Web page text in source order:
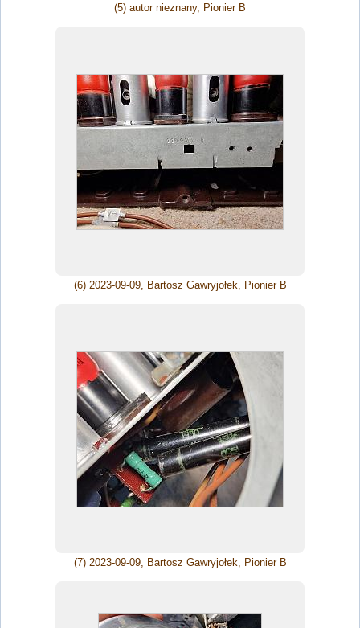
(5) autor nieznany, Pionier B
(6) 2023-09-09, Bartosz Gawryjołek, Pionier B
(7) 2023-09-09, Bartosz Gawryjołek, Pionier B